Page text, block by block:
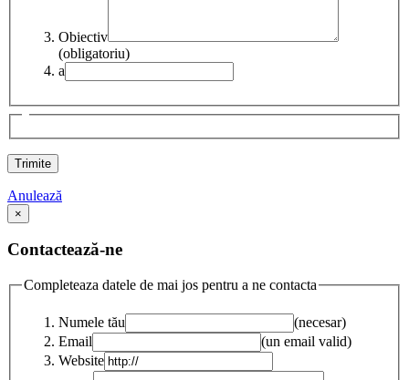
Obiectiv
(obligatoriu)
a
Anulează
×
Contactează-ne
Completeaza datele de mai jos pentru a ne contacta
Numele tău
(necesar)
Email
(un email valid)
Website